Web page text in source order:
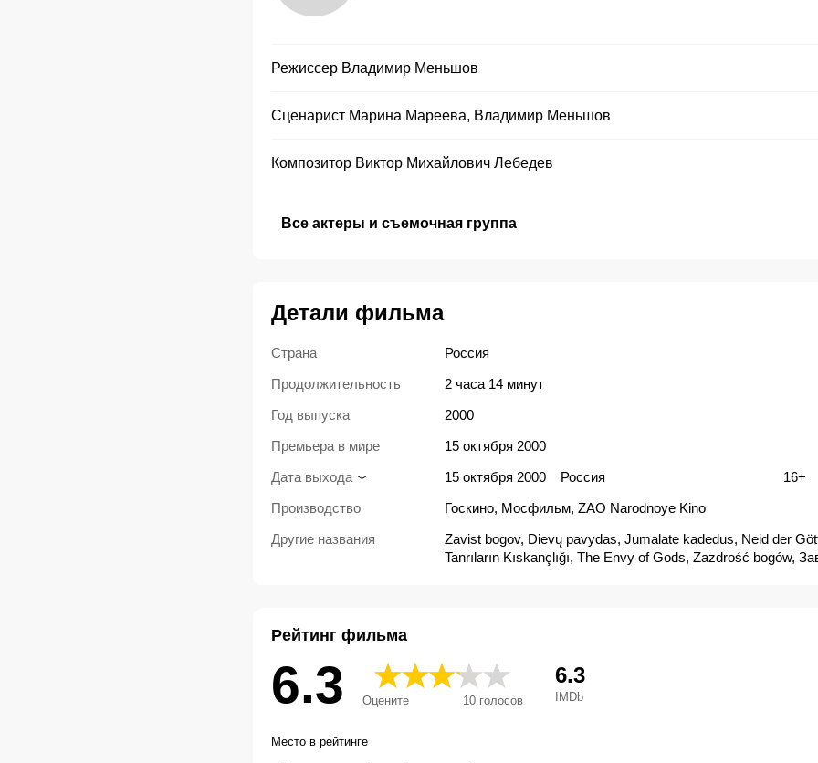
Режиссер Владимир Меньшов
Сценарист Марина Мареева, Владимир Меньшов
Композитор Виктор Михайлович Лебедев
Все актеры и съемочная группа
Детали фильма
Страна
Россия
Продолжительность
2 часа 14 минут
Год выпуска
2000
Премьера в мире
15 октября 2000
Дата выхода
15 октября 2000 Россия
16+
Производство
Госкино, Мосфильм, ZAO Narodnoye Kino
Другие названия
Zavist bogov, Dievų pavydas, Jumalate kadedus, Neid der
Tanrıların Kıskançlığı, The Envy of Gods, Zazdrość bogów,
Рейтинг фильма
6.3 Оцените 10голосов
6.3
IMDb
Место в рейтинге